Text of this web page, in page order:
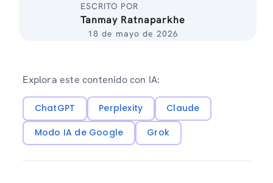
ESCRITO POR
Tanmay Ratnaparkhe
18 de mayo de 2026
Explora este contenido con IA:
ChatGPT Perplexity
Claude
Modo IA de Google
Grok